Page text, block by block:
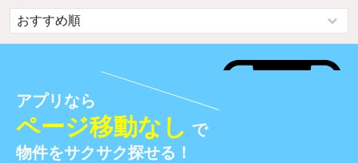
アプリなら
ページ移動なし で
物件をサクサク探せる！